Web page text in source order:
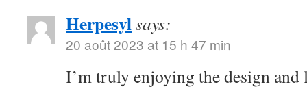
Herpesylsays:
20 août 2023 at 15 h 47 min
I’m truly enjoying the design